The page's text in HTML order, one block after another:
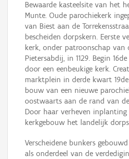
Bewaarde kasteelsite van het
Munte. Oude parochiekerk
van Biest aan de
bescheiden dorpskern. Eerste
kerk, onder patroonschap van
Pietersabdij, in 1129. Begin
door een eenbeukige kerk.
marktplein in derde kwart
bouw van een nieuwe
oostwaarts aan de rand van
Door haar verheven
kerkgebouw het landelijk
Verscheidene bunkers
als onderdeel van de